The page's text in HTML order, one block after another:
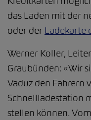
das Laden mit der
oder der Ladekarte
Werner Koller,
Graubünden: «Wir
Vaduz den Fahrern
Schnellladestation
stellen können.